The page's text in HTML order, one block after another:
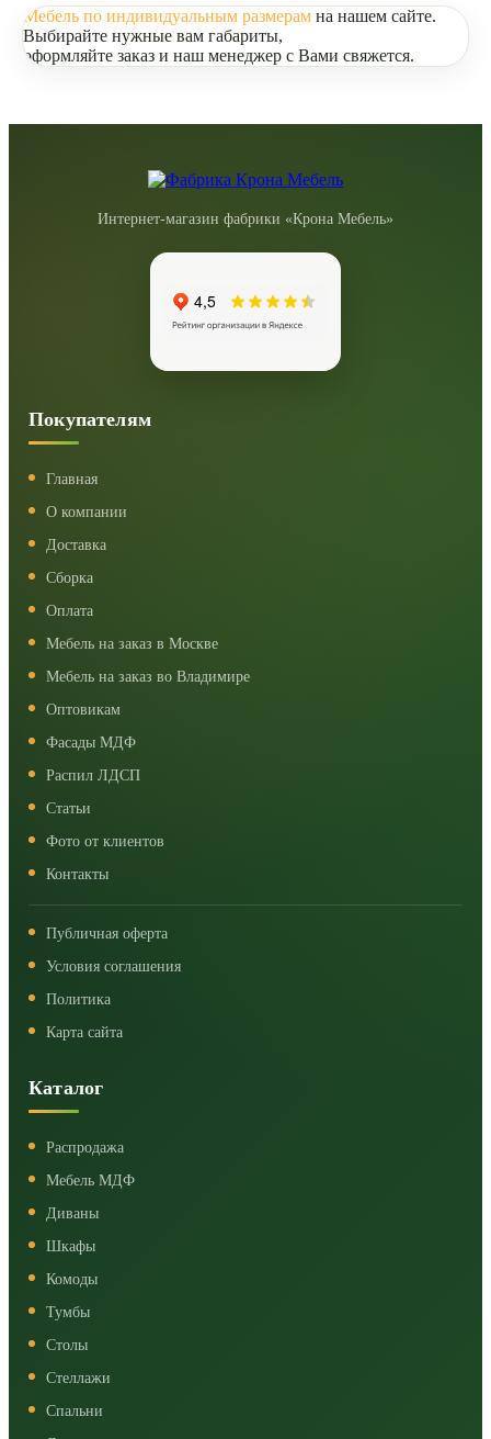
Мебель по индивидуальным размерам на нашем сайте.
Выбирайте нужные вам габариты,
оформляйте заказ и наш менеджер с Вами свяжется.
Интернет-магазин фабрики «Крона Мебель»
Покупателям
Главная
О компании
Доставка
Сборка
Оплата
Мебель на заказ в Москве
Мебель на заказ во Владимире
Оптовикам
Фасады МДФ
Распил ЛДСП
Статьи
Фото от клиентов
Контакты
Публичная оферта
Условия соглашения
Политика
Карта сайта
Каталог
Распродажа
Мебель МДФ
Диваны
Шкафы
Комоды
Тумбы
Столы
Стеллажи
Спальни